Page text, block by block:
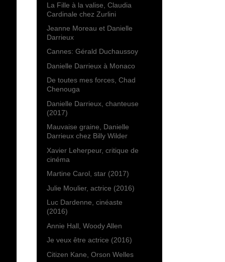
La Fille à la valise, Claudia
Cardinale chez Zurlini
Jeanne Moreau et Danielle
Darrieux
Cannes: Gérald Duchaussoy
Danielle Darrieux à Monaco
De toutes mes forces, Chad
Chenouga
Danielle Darrieux, chanteuse
(2017)
Mauvaise graine, Danielle
Darrieux chez Billy Wilder
Xavier Leherpeur, critique de
cinéma
Martine Carol, star (2017)
Julie Moulier, actrice (2016)
Luc Dardenne, cinéaste
(2016)
Annie Hall, Woody Allen
Je veux être actrice (2016)
Citizen Kane, Orson Welles